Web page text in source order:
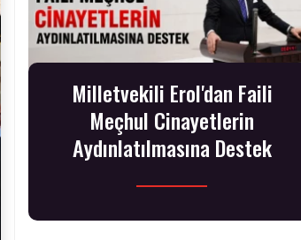
Milletvekili Erol'dan Faili
Meçhul Cinayetlerin
Aydınlatılmasına Destek